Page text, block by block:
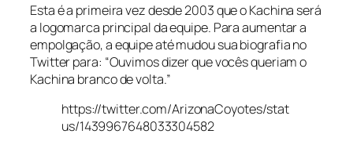
Esta é a primeira vez desde 2003 que o Kachina será
a logomarca principal da equipe. Para aumentar a
empolgação, a equipe até mudou sua biografia no
Twitter para: “Ouvimos dizer que vocês queriam o
Kachina branco de volta.”
https://twitter.com/ArizonaCoyotes/stat
us/1439967648033304582